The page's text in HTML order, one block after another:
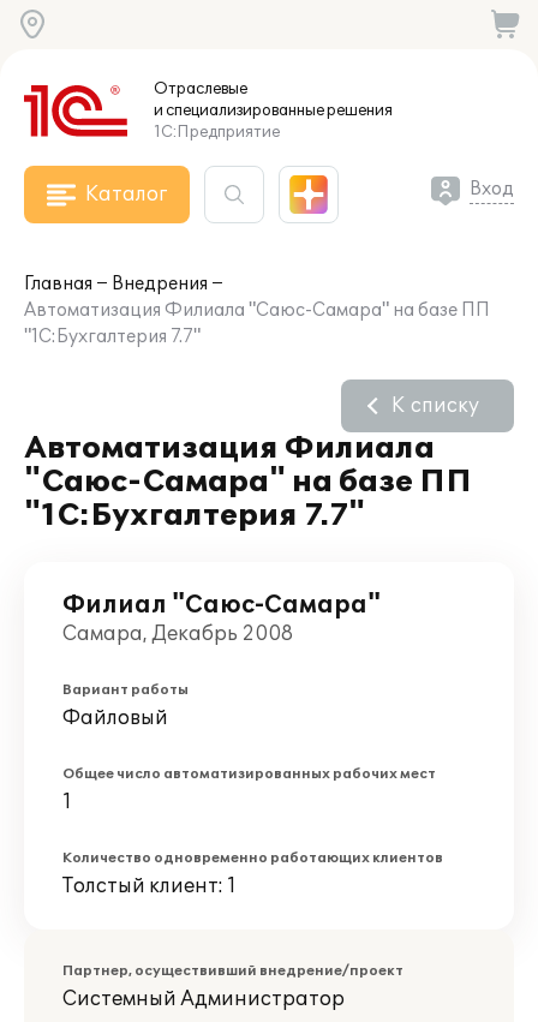
Отраслевые
и специализированныерешения
1С:Предприятие
Каталог Вход
Главная
Внедрения
Автоматизация Филиала "Саюс-Самара" на базе ПП
"1С:Бухгалтерия 7.7"
Автоматизация Филиала
"Саюс-Самара" на базе ПП
"1С:Бухгалтерия 7.7"
К списку
Филиал "Саюс-Самара"
Самара, Декабрь 2008
Вариант работы
Файловый
Общее число автоматизированных рабочих мест
1
Количество одновременно работающих клиентов
Толстый клиент: 1
Партнер, осуществивший внедрение/проект
Системный Администратор